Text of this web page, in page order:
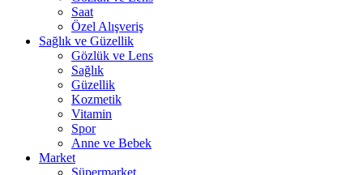
Saat
Özel Alışveriş
Sağlık ve Güzellik
Gözlük ve Lens
Sağlık
Güzellik
Kozmetik
Vitamin
Spor
Anne ve Bebek
Market
Süpermarket